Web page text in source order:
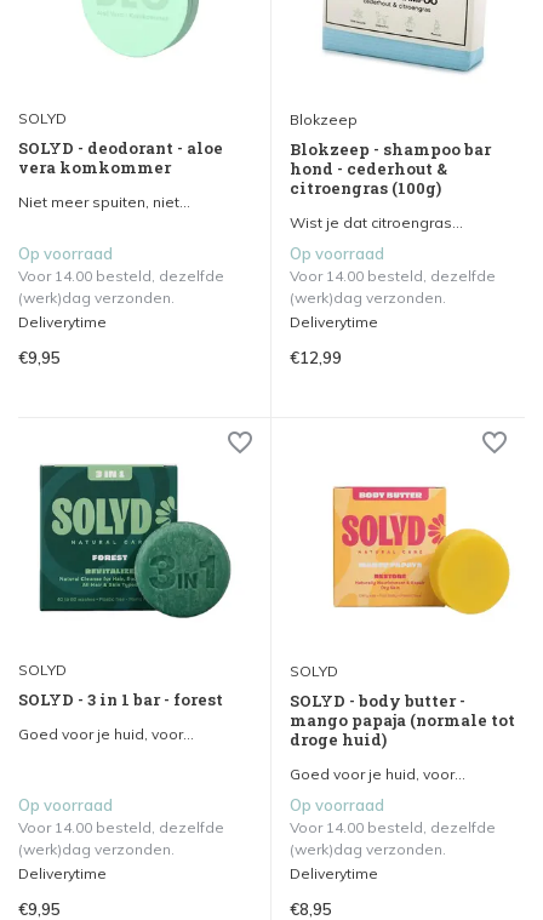
SOLYD
SOLYD - deodorant - aloe
vera komkommer
Niet meer spuiten, niet...
Op voorraad
Voor 14.00 besteld, dezelfde
(werk)dag verzonden.
Deliverytime
€9,95
Blokzeep
Blokzeep - shampoo bar
hond - cederhout &
citroengras (100g)
Wist je dat citroengras...
Op voorraad
Voor 14.00 besteld, dezelfde
(werk)dag verzonden.
Deliverytime
€12,99
SOLYD
SOLYD - 3 in 1 bar - forest
Goed voor je huid, voor...
Op voorraad
Voor 14.00 besteld, dezelfde
(werk)dag verzonden.
Deliverytime
€9,95
SOLYD
SOLYD - body butter -
mango papaja (normale tot
droge huid)
Goed voor je huid, voor...
Op voorraad
Voor 14.00 besteld, dezelfde
(werk)dag verzonden.
Deliverytime
€8,95